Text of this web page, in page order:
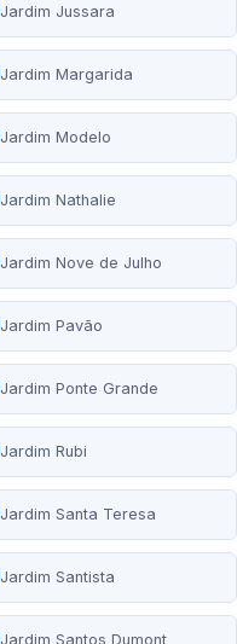
Jardim Jussara
Jardim Margarida
Jardim Modelo
Jardim Nathalie
Jardim Nove de Julho
Jardim Pavão
Jardim Ponte Grande
Jardim Rubi
Jardim Santa Teresa
Jardim Santista
Jardim Santos Dumont